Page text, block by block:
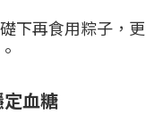
下再食用粽子，更
血糖